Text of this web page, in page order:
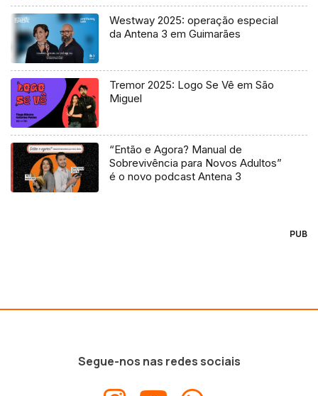
Westway 2025: operação especial
da Antena 3 em Guimarães
Tremor 2025: Logo Se Vê em São
Miguel
“Então e Agora? Manual de
Sobrevivência para Novos Adultos”
é o novo podcast Antena 3
PUB
Segue-nos nas redes sociais